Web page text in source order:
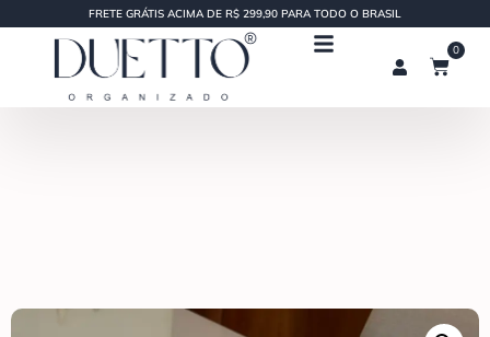
FRETE GRÁTIS ACIMA DE R$ 299,90 PARA TODO O BRASIL
0